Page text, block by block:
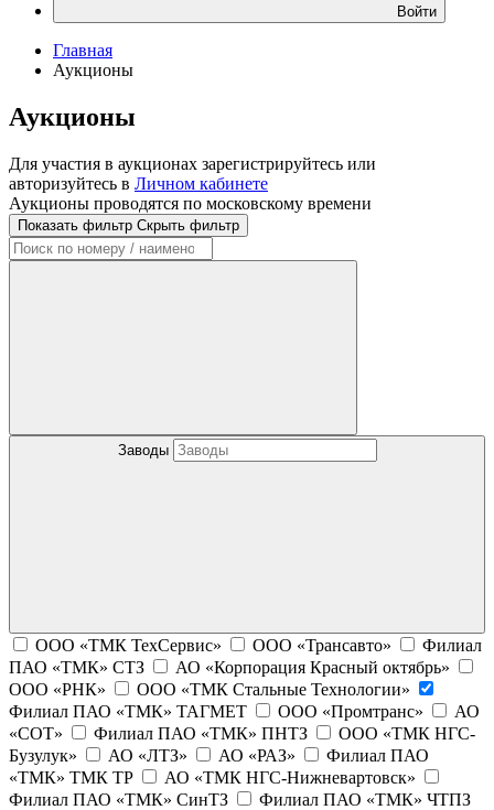
Войти
Главная
Аукционы
Аукционы
Для участия в аукционах зарегистрируйтесь или
авторизуйтесь в Личном кабинете
Аукционы проводятся по московскому времени
Показать фильтр Скрыть фильтр
Заводы
ООО «ТМК ТехСервис» ООО «Трансавто»
Филиал
ПАО «ТМК» СТЗ
АО «Корпорация Красный октябрь»
ООО «РНК»
ООО «ТМК Стальные Технологии»
Филиал ПАО «ТМК» ТАГМЕТ
ООО «Промтранс»
АО
«СОТ»
Филиал ПАО «ТМК» ПНТЗ
ООО «ТМК НГС-
Бузулук»
АО «ЛТЗ» АО «РАЗ»
Филиал ПАО
«ТМК» ТМК ТР
АО «ТМК НГС-Нижневартовск»
Филиал ПАО «ТМК» СинТЗ
Филиал ПАО «ТМК» ЧТПЗ